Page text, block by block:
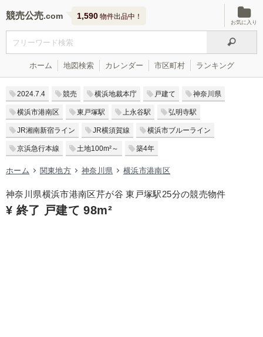
競売公売 1,590 物件出品中！
お気に入り
ホーム 地図検索 カレンダー 市区町村 ランキング
2024.7.4 競売 横浜地裁本庁 戸建て 神奈川県
横浜市港南区 東戸塚駅 上永谷駅 弘明寺駅
JR湘南新宿ライン JR横須賀線 横浜市ブルーライン
京浜急行本線 土地100m²～ 築4年
ホーム 関東地方 神奈川県 横浜市港南区
神奈川県横浜市港南区芹が谷 東戸塚駅25分の競売物件
¥ 終了 戸建て 98m²